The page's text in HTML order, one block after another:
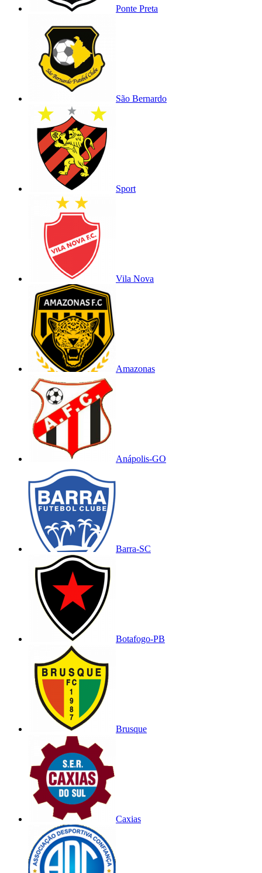
Ponte Preta
São Bernardo
Sport
Vila Nova
Amazonas
Anápolis-GO
Barra-SC
Botafogo-PB
Brusque
Caxias